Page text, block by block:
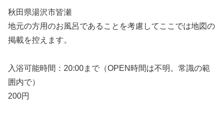
秋田県湯沢市皆瀬
地元の方用のお風呂であることを考慮してここでは地図の
掲載を控えます。
入浴可能時間：20:00まで（OPEN時間は不明。常識の範
囲内で）
200円